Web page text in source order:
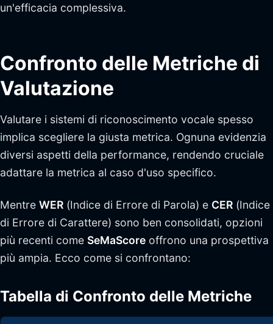
un'efficacia complessiva.
Confronto delle Metriche di
Valutazione
Valutare i sistemi di riconoscimento vocale spesso
implica scegliere la giusta metrica. Ognuna evidenzia
diversi aspetti della performance, rendendo cruciale
adattare la metrica al caso d'uso specifico.
Mentre WER (Indice di Errore di Parola) e CER (Indice
di Errore di Carattere) sono ben consolidati, opzioni
più recenti come SeMaScore offrono una prospettiva
più ampia. Ecco come si confrontano:
Tabella di Confronto delle Metriche